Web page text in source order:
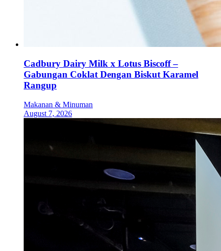
Cadbury Dairy Milk x Lotus Biscoff –
Gabungan Coklat Dengan Biskut Karamel
Rangup
Makanan & Minuman
August 7, 2026